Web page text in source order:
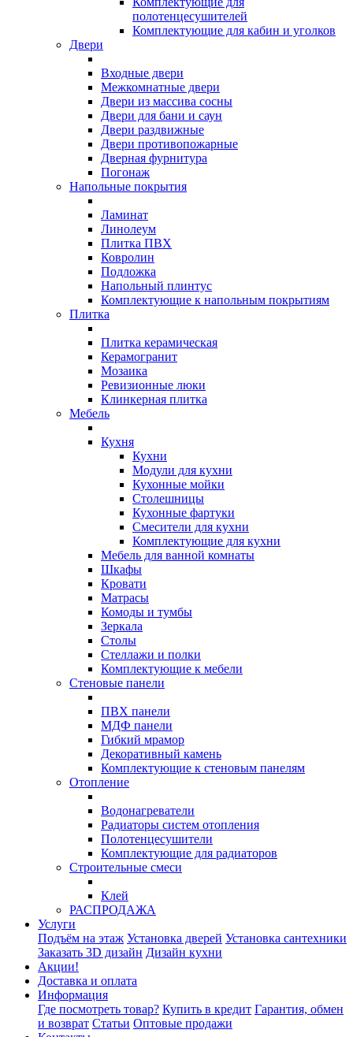
полотенцесушителей
Комплектующие для кабин и уголков
Двери
Входные двери
Межкомнатные двери
Двери из массива сосны
Двери для бани и саун
Двери раздвижные
Двери противопожарные
Дверная фурнитура
Погонаж
Напольные покрытия
Ламинат
Линолеум
Плитка ПВХ
Ковролин
Подложка
Напольный плинтус
Комплектующие к напольным покрытиям
Плитка
Плитка керамическая
Керамогранит
Мозаика
Ревизионные люки
Клинкерная плитка
Мебель
Кухня
Кухни
Модули для кухни
Кухонные мойки
Столешницы
Кухонные фартуки
Смесители для кухни
Комплектующие для кухни
Мебель для ванной комнаты
Шкафы
Кровати
Матрасы
Комоды и тумбы
Зеркала
Столы
Стеллажи и полки
Комплектующие к мебели
Стеновые панели
ПВХ панели
МДФ панели
Гибкий мрамор
Декоративный камень
Комплектующие к стеновым панелям
Отопление
Водонагреватели
Радиаторы систем отопления
Полотенцесушители
Комплектующие для радиаторов
Строительные смеси
Клей
РАСПРОДАЖА
Услуги
Подъём на этаж Установка дверей Установка сантехники
Заказать 3D дизайн Дизайн кухни
Акции!
Доставка и оплата
Информация
Где посмотреть товар? Купить в кредит Гарантия, обмен
и возврат Статьи Оптовые продажи